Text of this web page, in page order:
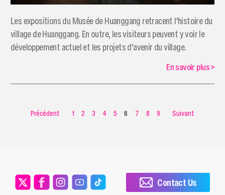
​Les expositions du Musée de Huanggang retracent l'histoire du
village de Huanggang. En outre, les visiteurs peuvent y voir le
développement actuel et les projets d'avenir du village.
En savoir plus>
Précédent 1 2 3 4 5 6 7 8 9 Suivant
Contact Us